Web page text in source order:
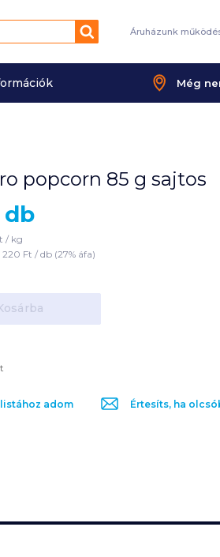
Keresés Áruházunk
Még
popcorn 85 g sajtos
db
/ kg
220 Ft / db (27% áfa)
adom Értesíts, ha